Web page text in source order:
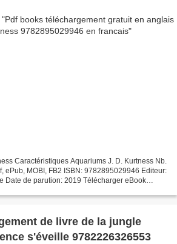
Caractéristiques Aquariums J. D. Kurtness Nb.
ePub, MOBI, FB2 ISBN: 9782895029946 Editeur:
Date de parution: 2019 Télécharger eBook
de livre de la jungle
s'éveille 9782226326553